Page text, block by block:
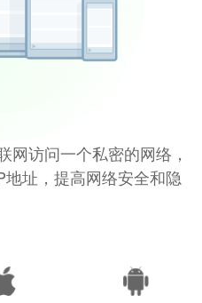
网访问一个私密的网络，
址，提高网络安全和隐